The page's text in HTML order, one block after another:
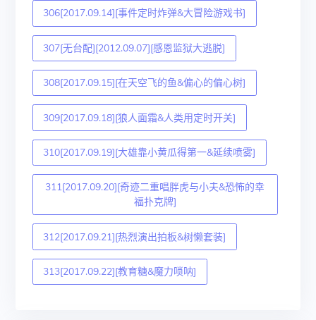
306[2017.09.14][事件定时炸弹&大冒险游戏书]
307[无台配][2012.09.07][感恩监狱大逃脱]
308[2017.09.15][在天空飞的鱼&偏心的偏心树]
309[2017.09.18][狼人面霜&人类用定时开关]
310[2017.09.19][大雄靠小黄瓜得第一&延续喷雾]
311[2017.09.20][奇迹二重唱胖虎与小夫&恐怖的幸
福扑克牌]
312[2017.09.21][热烈演出拍板&树懒套装]
313[2017.09.22][教育糖&魔力唢呐]